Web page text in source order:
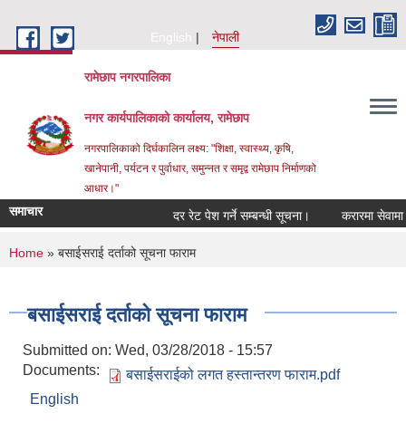
English
नेपाली
रामेछाप नगरपालिका
नगर कार्यपालिकाको कार्यालय, रामेछाप
नगरपालिकाको दिर्घकालिन लक्ष्य: "शिक्षा, स्वास्थ्य, कृषि,
खानेपानी, पर्यटन र पुर्वाधार, समुन्नत र समृद्व रामेछाप निर्माणको
आधार।"
समाचार दर रेट पेश गर्ने सम्बन्धी सूचना। करारमा सेवामा
You are here
Home » बसाईसराई दर्ताको सूचना फाराम
बसाईसराई दर्ताको सूचना फाराम
Submitted on: Wed, 03/28/2018 - 15:57
Documents:
बसाईसराईको लगत हस्तान्तरण फाराम.pdf
English